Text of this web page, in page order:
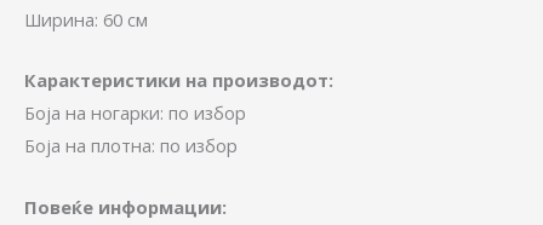
Ширина: 60 см
Карактеристики на производот:
Боја на ногарки: по избор
Боја на плотна: по избор
Повеќе информации: